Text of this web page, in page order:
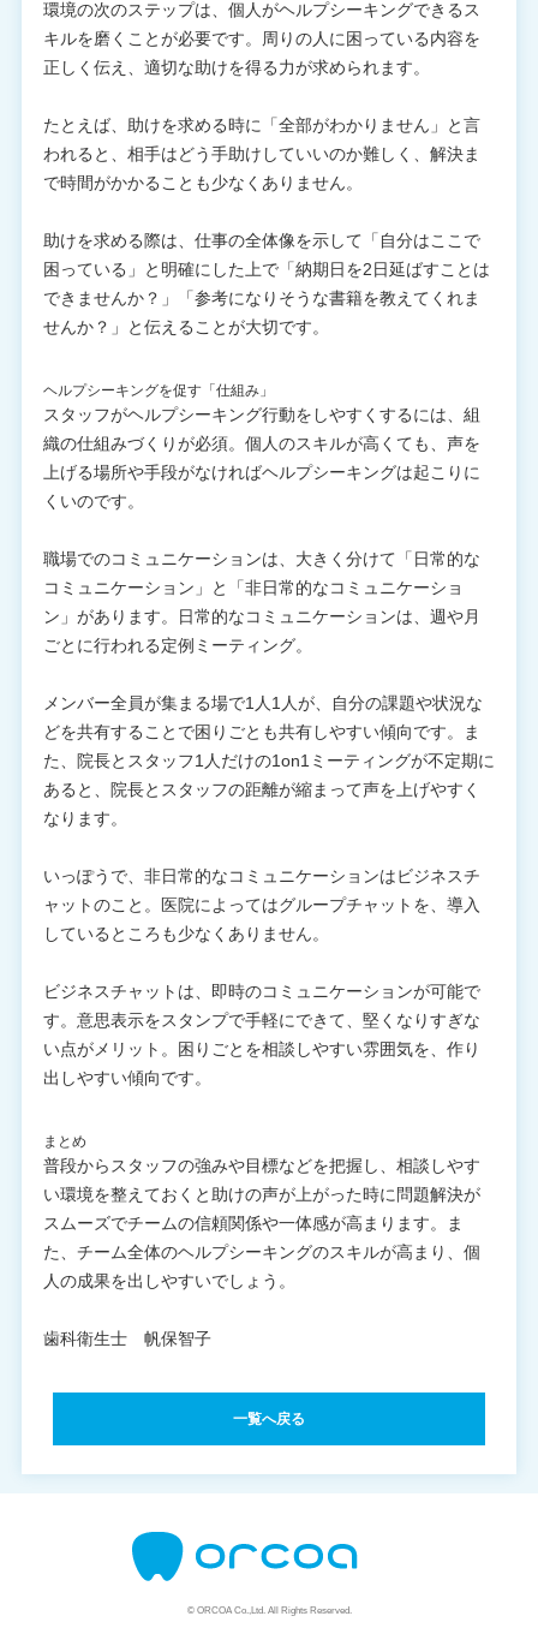
環境の次のステップは、個人がヘルプシーキングできるス
キルを磨くことが必要です。周りの人に困っている内容を
正しく伝え、適切な助けを得る力が求められます。
たとえば、助けを求める時に「全部がわかりません」と言
われると、相手はどう手助けしていいのか難しく、解決ま
で時間がかかることも少なくありません。
助けを求める際は、仕事の全体像を示して「自分はここで
困っている」と明確にした上で「納期日を2日延ばすことは
できませんか？」「参考になりそうな書籍を教えてくれま
せんか？」と伝えることが大切です。
ヘルプシーキングを促す「仕組み」
スタッフがヘルプシーキング行動をしやすくするには、組
織の仕組みづくりが必須。個人のスキルが高くても、声を
上げる場所や手段がなければヘルプシーキングは起こりに
くいのです。
職場でのコミュニケーションは、大きく分けて「日常的な
コミュニケーション」と「非日常的なコミュニケーショ
ン」があります。日常的なコミュニケーションは、週や月
ごとに行われる定例ミーティング。
メンバー全員が集まる場で1人1人が、自分の課題や状況な
どを共有することで困りごとも共有しやすい傾向です。ま
た、院長とスタッフ1人だけの1on1ミーティングが不定期に
あると、院長とスタッフの距離が縮まって声を上げやすく
なります。
いっぽうで、非日常的なコミュニケーションはビジネスチ
ャットのこと。医院によってはグループチャットを、導入
しているところも少なくありません。
ビジネスチャットは、即時のコミュニケーションが可能で
す。意思表示をスタンプで手軽にできて、堅くなりすぎな
い点がメリット。困りごとを相談しやすい雰囲気を、作り
出しやすい傾向です。
まとめ
普段からスタッフの強みや目標などを把握し、相談しやす
い環境を整えておくと助けの声が上がった時に問題解決が
スムーズでチームの信頼関係や一体感が高まります。ま
た、チーム全体のヘルプシーキングのスキルが高まり、個
人の成果を出しやすいでしょう。
歯科衛生士 帆保智子
一覧へ戻る
© ORCOA Co.,Ltd. All Rights Reserved.
資料請求はこちら 説明会はこちら